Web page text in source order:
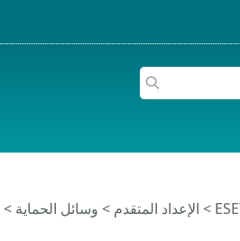
> الإعداد المتقدم > وسائل الحماية >